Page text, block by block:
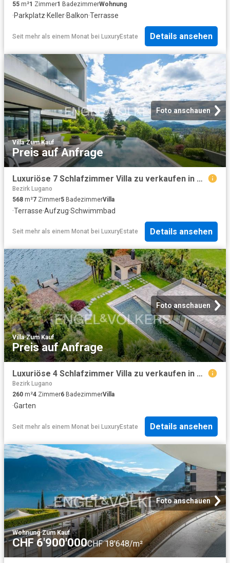
55 m²1 Zimmer1 BadezimmerWohnung
·Parkplatz·Keller·Balkon·Terrasse
Seit mehr als einem Monat bei LuxuryEstate Details ansehen
Foto anschauen
Villa·Zum Kauf
Preis auf Anfrage
Luxuriöse 7 Schlafzimmer Villa zu verkaufen in Viganello, Kanton Tessin
Bezirk Lugano
568 m²7 Zimmer5 BadezimmerVilla
·Terrasse·Aufzug·Schwimmbad
Seit mehr als einem Monat bei LuxuryEstate Details ansehen
Foto anschauen
Villa·Zum Kauf
Preis auf Anfrage
Luxuriöse 4 Schlafzimmer Villa zu verkaufen in Maroggia, Tessin
Bezirk Lugano
260 m²4 Zimmer6 BadezimmerVilla
·Garten
Seit mehr als einem Monat bei LuxuryEstate Details ansehen
Foto anschauen
Wohnung·Zum Kauf
CHF 6'900'000CHF 18'648/m²